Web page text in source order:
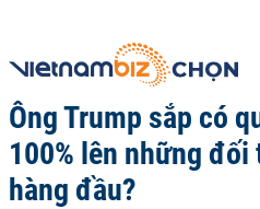
Ông Trump sắp có
100% lên những
hàng đầu?